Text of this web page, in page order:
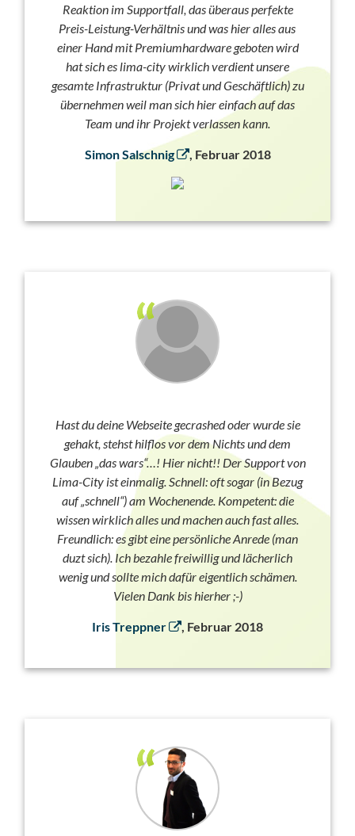
Reaktion im Supportfall, das überaus perfekte
Preis-Leistung-Verhältnis und was hier alles aus
einer Hand mit Premiumhardware geboten wird
hat sich es lima-city wirklich verdient unsere
gesamte Infrastruktur (Privat und Geschäftlich) zu
übernehmen weil man sich hier einfach auf das
Team und ihr Projekt verlassen kann.
Simon Salschnig , Februar 2018
Hast du deine Webseite gecrashed oder wurde sie
gehakt, stehst hilflos vor dem Nichts und dem
Glauben „das wars“…! Hier nicht!! Der Support von
Lima-City ist einmalig. Schnell: oft sogar (in Bezug
auf „schnell“) am Wochenende. Kompetent: die
wissen wirklich alles und machen auch fast alles.
Freundlich: es gibt eine persönliche Anrede (man
duzt sich). Ich bezahle freiwillig und lächerlich
wenig und sollte mich dafür eigentlich schämen.
Vielen Dank bis hierher ;-)
Iris Treppner , Februar 2018